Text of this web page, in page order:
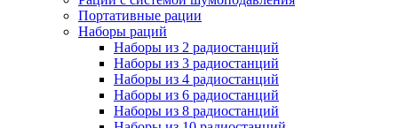
Портативные рации
Наборы раций
Наборы из 2 радиостанций
Наборы из 3 радиостанций
Наборы из 4 радиостанций
Наборы из 6 радиостанций
Наборы из 8 радиостанций